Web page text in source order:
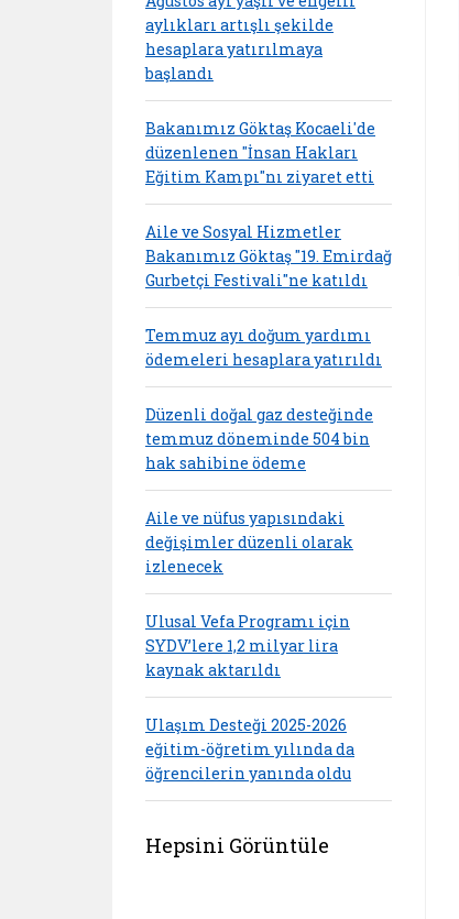
aylıkları artışlı şekilde
hesaplara yatırılmaya
başlandı
Bakanımız Göktaş Kocaeli'de
düzenlenen "İnsan Hakları
Eğitim Kampı"nı ziyaret etti
Aile ve Sosyal Hizmetler
Bakanımız Göktaş "19. Emirdağ
Gurbetçi Festivali"ne katıldı
Temmuz ayı doğum yardımı
ödemeleri hesaplara yatırıldı
Düzenli doğal gaz desteğinde
temmuz döneminde 504 bin
hak sahibine ödeme
Aile ve nüfus yapısındaki
değişimler düzenli olarak
izlenecek
Ulusal Vefa Programı için
SYDV’lere 1,2 milyar lira
kaynak aktarıldı
Ulaşım Desteği 2025-2026
eğitim-öğretim yılında da
öğrencilerin yanında oldu
Hepsini Görüntüle